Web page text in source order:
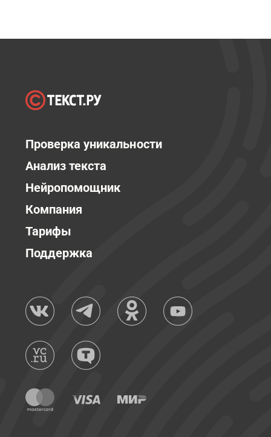
Проверка уникальности
Анализ текста
Нейропомощник
Компания
Тарифы
Поддержка